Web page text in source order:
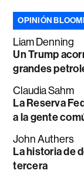
OPINIÓN
Liam Denning
Un Trump
grandes
Claudia Sahm
La Reserva
a la gente
John Authers
La historia de
tercera